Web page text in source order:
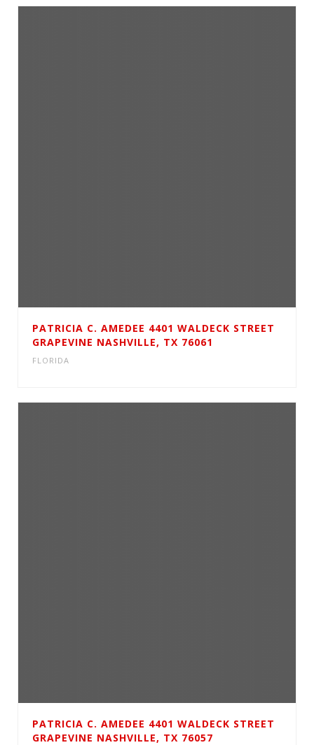
PATRICIA C. AMEDEE 4401 WALDECK STREET
GRAPEVINE NASHVILLE, TX 76061
FLORIDA
PATRICIA C. AMEDEE 4401 WALDECK STREET
GRAPEVINE NASHVILLE, TX 76057